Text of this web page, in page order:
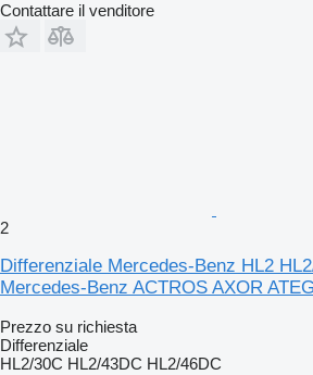
Contattare il venditore
2
Differenziale Mercedes-Benz HL2
Mercedes-Benz ACTROS AXOR
Prezzo su richiesta
Differenziale
HL2/30C HL2/43DC HL2/46DC